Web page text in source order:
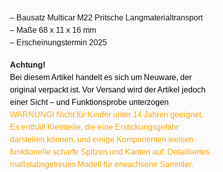
– Bausatz Multicar M22 Pritsche Langmaterialtransport
– Maße 68 x 11 x 16 mm
– Erscheinungstermin 2025
Achtung!
Bei diesem Artikel handelt es sich um Neuware, der
original verpackt ist. Vor Versand wird der Artikel jedoch
einer Sicht – und Funktionsprobe unterzogen
WARNUNG! Nicht für Kinder unter 14 Jahren geeignet.
Es enthält Kleinteile, die eine Erstickungsgefahr
darstellen können, und einige Komponenten weisen
funktionelle scharfe Spitzen und Kanten auf. Detailliertes
maßstabsgetreues Modell für erwachsene Sammler.